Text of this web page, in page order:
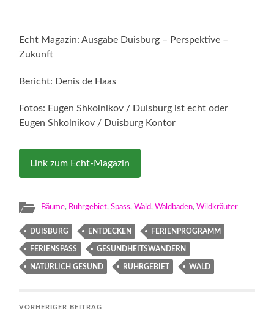
Echt Magazin: Ausgabe Duisburg – Perspektive –
Zukunft
Bericht: Denis de Haas
Fotos: Eugen Shkolnikov / Duisburg ist echt oder
Eugen Shkolnikov / Duisburg Kontor
Link zum Echt-Magazin
Bäume, Ruhrgebiet,Spass,Wald,Waldbaden,Wildkräuter
DUISBURG ENTDECKEN FERIENPROGRAMM
FERIENSPASS GESUNDHEITSWANDERN
NATÜRLICH GESUND RUHRGEBIET WALD
VORHERIGER BEITRAG